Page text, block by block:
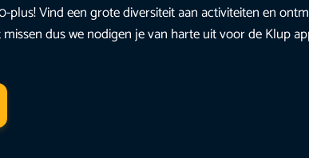
Vind een grote diversiteit aan activiteiten en
dus we nodigen je van harte uit voor de Klup